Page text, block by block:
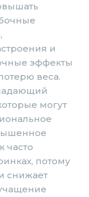
и
эффекты
веса.
могут
часто
потому
снижает